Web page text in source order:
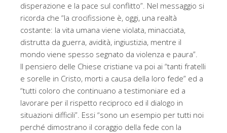
disperazione e la pace sul conflitto”. Nel messaggio si
ricorda che “la crocifissione è, oggi, una realtà
costante: la vita umana viene violata, minacciata,
distrutta da guerra, avidità, ingiustizia, mentre il
mondo viene spesso segnato da violenza e paura”.
Il pensiero delle Chiese cristiane va poi ai “tanti fratelli
e sorelle in Cristo, morti a causa della loro fede” ed a
“tutti coloro che continuano a testimoniare ed a
lavorare per il rispetto reciproco ed il dialogo in
situazioni difficili”. Essi “sono un esempio per tutti noi
perché dimostrano il coraggio della fede con la